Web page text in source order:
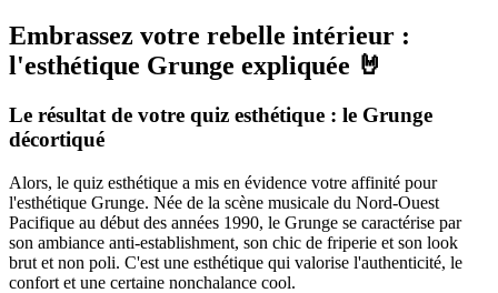
Embrassez votre rebelle intérieur :
l'esthétique Grunge expliquée 🤘
Le résultat de votre quiz esthétique : le Grunge
décortiqué
Alors, le quiz esthétique a mis en évidence votre affinité pour
l'esthétique Grunge. Née de la scène musicale du Nord-Ouest
Pacifique au début des années 1990, le Grunge se caractérise par
son ambiance anti-establishment, son chic de friperie et son look
brut et non poli. C'est une esthétique qui valorise l'authenticité, le
confort et une certaine nonchalance cool.